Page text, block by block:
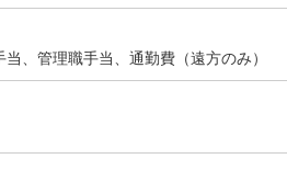
、管理職手当、通勤費（遠方のみ）